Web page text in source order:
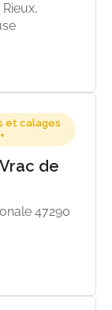
et calages
de
47290